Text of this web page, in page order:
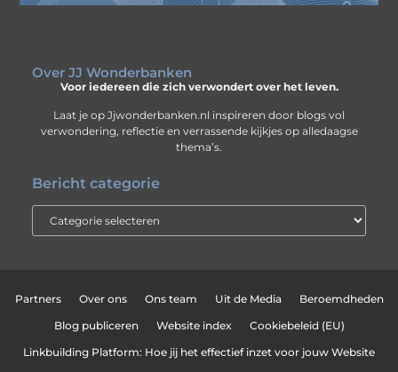
Over JJ Wonderbanken
Voor iedereen die zich verwondert over het leven.
Laat je op Jjwonderbanken.nl inspireren door blogs vol
verwondering, reflectie en verrassende kijkjes op alledaagse
thema’s.
Bericht categorie
Partners Over ons Ons team Uit de Media Beroemdheden
Blog publiceren Website index Cookiebeleid (EU)
Linkbuilding Platform: Hoe jij het effectief inzet voor jouw Website